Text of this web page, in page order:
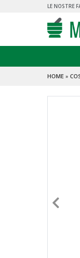
LE NOSTRE
HOME»